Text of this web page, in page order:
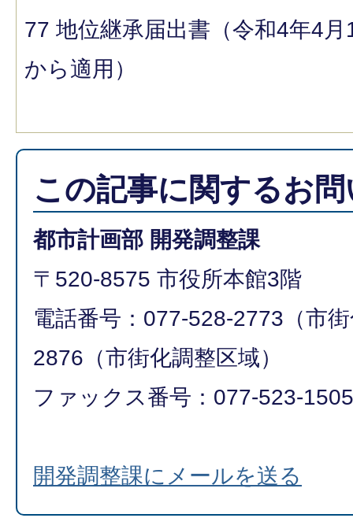
77 地位継承届出書（令和4年4月
から適用）
この記事に関するお
都市計画部 開発調整課
〒520-8575 市役所本館3階
電話番号：077-528-2773（市
2876（市街化調整区域）
ファックス番号：077-523-1505
開発調整課にメールを送る